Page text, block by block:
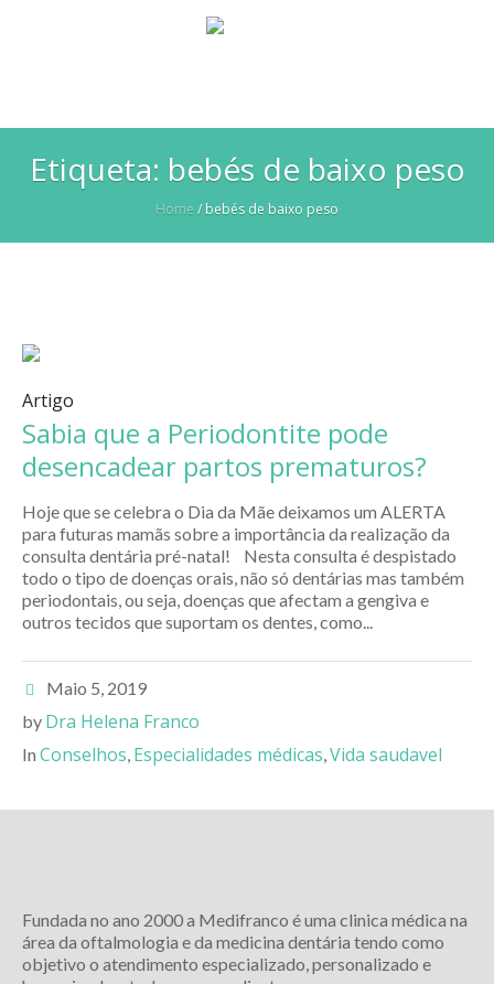
Etiqueta: bebés de baixo peso
Home / bebés de baixo peso
Artigo
Sabia que a Periodontite pode
desencadear partos prematuros?
Hoje que se celebra o Dia da Mãe deixamos um ALERTA
para futuras mamãs sobre a importância da realização da
consulta dentária pré-natal! Nesta consulta é despistado
todo o tipo de doenças orais, não só dentárias mas também
periodontais, ou seja, doenças que afectam a gengiva e
outros tecidos que suportam os dentes, como...
Maio 5, 2019
by Dra Helena Franco
In Conselhos Especialidades médicas Vida saudavel
Fundada no ano 2000 a Medifranco é uma clinica médica na
área da oftalmologia e da medicina dentária tendo como
objetivo o atendimento especializado, personalizado e